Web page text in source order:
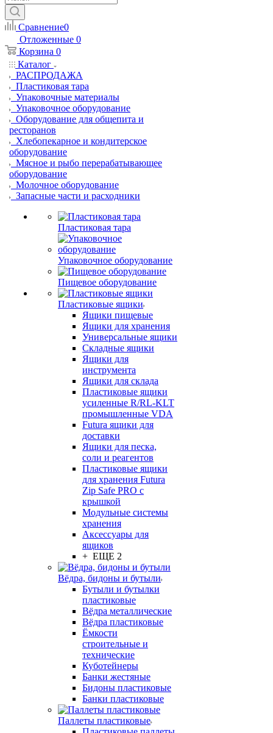
Сравнение0
Отложенные 0
Корзина 0
Каталог
РАСПРОДАЖА
Пластиковая тара
Упаковочные материалы
Упаковочное оборудование
Оборудование для общепита и
ресторанов
Хлебопекарное и кондитерское
оборудование
Мясное и рыбо перерабатывающее
оборудование
Молочное оборудование
Запасные части и расходники
Пластиковая тара
Упаковочное оборудование
Пищевое оборудование
Пластиковые ящики
Ящики пищевые
Ящики для хранения
Универсальные ящики
Складные ящики
Ящики для
инструмента
Ящики для склада
Пластиковые ящики
усиленные R/RL-KLT
промышленные VDA
Futura ящики для
доставки
Ящики для песка,
соли и реагентов
Пластиковые ящики
для хранения Futura
Zip Safe PRO с
крышкой
Модульные системы
хранения
Аксессуары для
ящиков
+ ЕЩЕ 2
Вёдра, бидоны и бутыли
Бутыли и бутылки
пластиковые
Вёдра металлические
Вёдра пластиковые
Ёмкости
строительные и
технические
Куботейнеры
Банки жестяные
Бидоны пластиковые
Банки пластиковые
Паллеты пластиковые